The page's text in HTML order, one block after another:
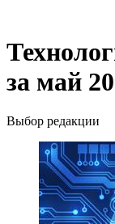
за май
Выбор редакции